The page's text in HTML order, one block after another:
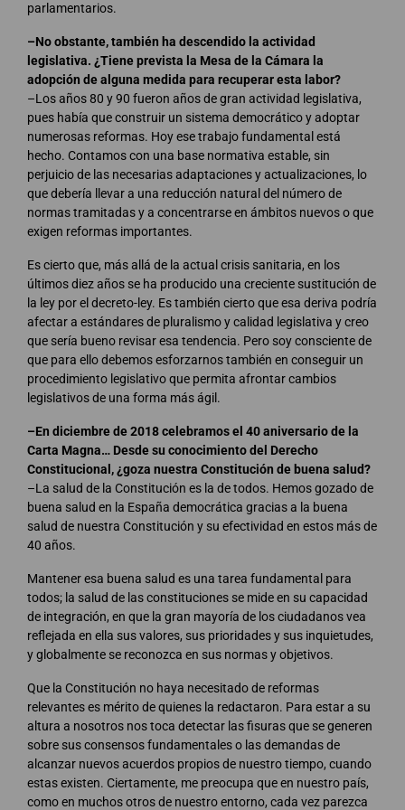
parlamentarios.
–No obstante, también ha descendido la actividad
legislativa. ¿Tiene prevista la Mesa de la Cámara la
adopción de alguna medida para recuperar esta labor?
–Los años 80 y 90 fueron años de gran actividad legislativa,
pues había que construir un sistema democrático y adoptar
numerosas reformas. Hoy ese trabajo fundamental está
hecho. Contamos con una base normativa estable, sin
perjuicio de las necesarias adaptaciones y actualizaciones, lo
que debería llevar a una reducción natural del número de
normas tramitadas y a concentrarse en ámbitos nuevos o que
exigen reformas importantes.
Es cierto que, más allá de la actual crisis sanitaria, en los
últimos diez años se ha producido una creciente sustitución de
la ley por el decreto-ley. Es también cierto que esa deriva podría
afectar a estándares de pluralismo y calidad legislativa y creo
que sería bueno revisar esa tendencia. Pero soy consciente de
que para ello debemos esforzarnos también en conseguir un
procedimiento legislativo que permita afrontar cambios
legislativos de una forma más ágil.
–En diciembre de 2018 celebramos el 40 aniversario de la
Carta Magna… Desde su conocimiento del Derecho
Constitucional, ¿goza nuestra Constitución de buena salud?
–La salud de la Constitución es la de todos. Hemos gozado de
buena salud en la España democrática gracias a la buena
salud de nuestra Constitución y su efectividad en estos más de
40 años.
Mantener esa buena salud es una tarea fundamental para
todos; la salud de las constituciones se mide en su capacidad
de integración, en que la gran mayoría de los ciudadanos vea
reflejada en ella sus valores, sus prioridades y sus inquietudes,
y globalmente se reconozca en sus normas y objetivos.
Que la Constitución no haya necesitado de reformas
relevantes es mérito de quienes la redactaron. Para estar a su
altura a nosotros nos toca detectar las fisuras que se generen
sobre sus consensos fundamentales o las demandas de
alcanzar nuevos acuerdos propios de nuestro tiempo, cuando
estas existen. Ciertamente, me preocupa que en nuestro país,
como en muchos otros de nuestro entorno, cada vez parezca